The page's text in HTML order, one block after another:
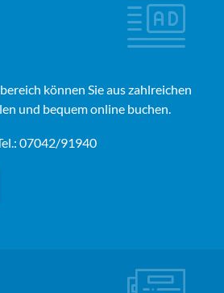
können Sie aus zahlreichen
und bequem online buchen.
07042/91940